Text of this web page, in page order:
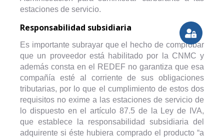
estaciones de servicio.
Responsabilidad subsidiaria
Es importante subrayar que el hecho de comprobar
que un proveedor está habilitado por la CNMC y
además consta en el REDEF no garantiza que esa
compañía esté al corriente de sus obligaciones
tributarias, por lo que el cumplimiento de estos dos
requisitos no exime a las estaciones de servicio de
lo dispuesto en el artículo 87.5 de la Ley de IVA,
que establece la responsabilidad subsidiaria del
adquirente si éste hubiera comprado el producto “a